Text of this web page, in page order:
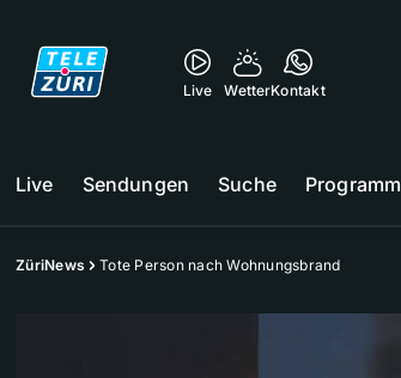
Live WetterKontakt
Live Sendungen Suche Programm
ZüriNews Tote Person nach Wohnungsbrand